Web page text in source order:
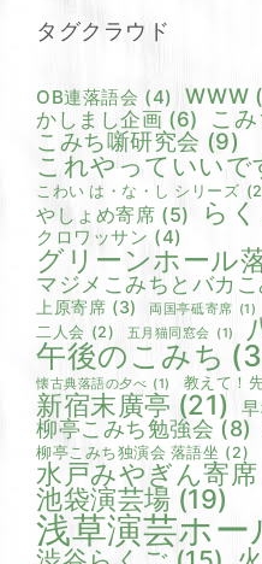
タグクラウド
OB連落語会 (4) WWW
かしまし企画 (6) こ
こみち噺研究会 (9)
これやっていいで
こわい は・な・し シリーズ
やしょめ寄席 (5) ら
クロワッサン (4)
グリーンホール
マジメこみちとバカこ
上原寄席 (3) 両国亭砥寄席 (1)
二人会 (2) 五月猫同窓会 (1)
午後のこみち
懐古典落語の夕べ (1) 教えて！
新宿末廣亭 (21)
柳亭こみち勉強会 (8)
柳亭こみち独演会 落語坐 (2)
水戸みやぎん寄席
池袋演芸場 (19)
浅草演芸ホー